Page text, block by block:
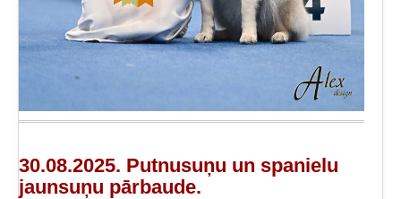
30.08.2025. Putnusuņu un spanielu
jaunsuņu pārbaude.